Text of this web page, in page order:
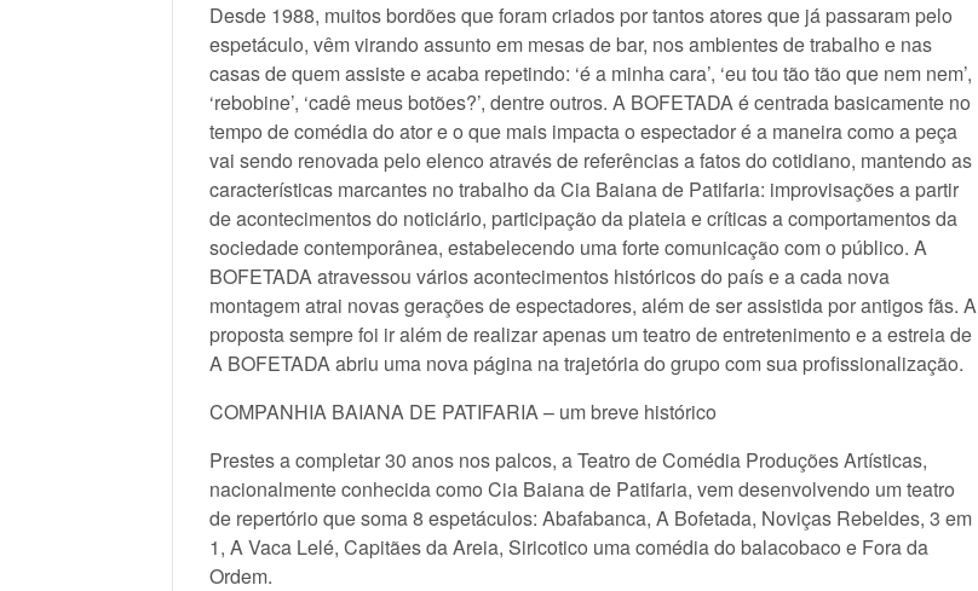
Desde 1988, muitos bordões que foram criados por tantos atores que já passaram pelo
espetáculo, vêm virando assunto em mesas de bar, nos ambientes de trabalho e nas
casas de quem assiste e acaba repetindo: ‘é a minha cara’, ‘eu tou tão tão que nem nem’,
‘rebobine’, ‘cadê meus botões?’, dentre outros. A BOFETADA é centrada basicamente no
tempo de comédia do ator e o que mais impacta o espectador é a maneira como a peça
vai sendo renovada pelo elenco através de referências a fatos do cotidiano, mantendo as
características marcantes no trabalho da Cia Baiana de Patifaria: improvisações a partir
de acontecimentos do noticiário, participação da plateia e críticas a comportamentos da
sociedade contemporânea, estabelecendo uma forte comunicação com o público. A
BOFETADA atravessou vários acontecimentos históricos do país e a cada nova
montagem atrai novas gerações de espectadores, além de ser assistida por antigos fãs. A
proposta sempre foi ir além de realizar apenas um teatro de entretenimento e a estreia de
A BOFETADA abriu uma nova página na trajetória do grupo com sua profissionalização.
COMPANHIA BAIANA DE PATIFARIA – um breve histórico
Prestes a completar 30 anos nos palcos, a Teatro de Comédia Produções Artísticas,
nacionalmente conhecida como Cia Baiana de Patifaria, vem desenvolvendo um teatro
de repertório que soma 8 espetáculos: Abafabanca, A Bofetada, Noviças Rebeldes, 3 em
1, A Vaca Lelé, Capitães da Areia, Siricotico uma comédia do balacobaco e Fora da
Ordem.